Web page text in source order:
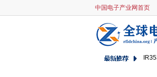
中国电子产业网首页
5G